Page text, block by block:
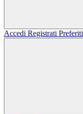
Accedi Registrati Preferiti